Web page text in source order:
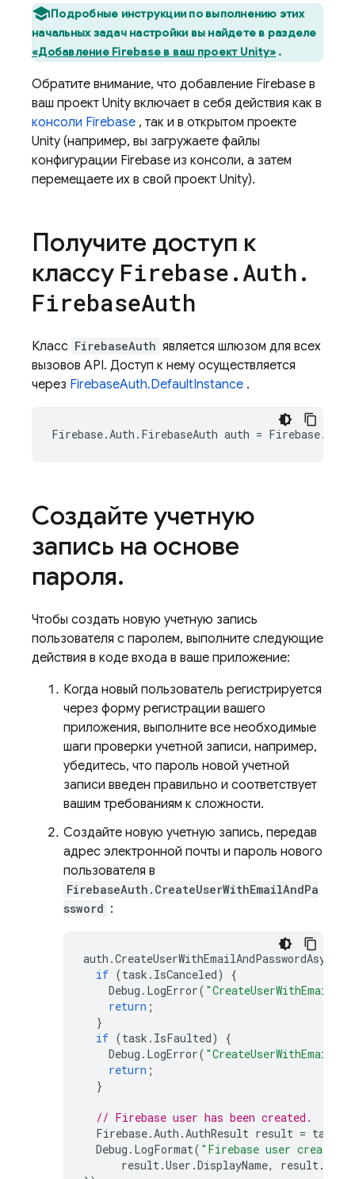
Подробные инструкции по выполнению этих
начальных задач настройки вы найдете в разделе
«Добавление Firebase в ваш проект Unity» .
Обратите внимание, что добавление Firebase в
ваш проект Unity включает в себя действия как в
консоли Firebase , так и в открытом проекте
Unity (например, вы загружаете файлы
конфигурации Firebase из консоли, а затем
перемещаете их в свой проект Unity).
Получите доступ к
классу Firebase.Auth.
FirebaseAuth
Класс FirebaseAuth является шлюзом для всех
вызовов API. Доступ к нему осуществляется
через FirebaseAuth.DefaultInstance .
Firebase.Auth . FirebaseAuth auth = Firebase.
Создайте учетную
запись на основе
пароля.
Чтобы создать новую учетную запись
пользователя с паролем, выполните следующие
действия в коде входа в ваше приложение:
Когда новый пользователь регистрируется
через форму регистрации вашего
приложения, выполните все необходимые
шаги проверки учетной записи, например,
убедитесь, что пароль новой учетной
записи введен правильно и соответствует
вашим требованиям к сложности.
Создайте новую учетную запись, передав
адрес электронной почты и пароль нового
пользователя в
FirebaseAuth.CreateUserWithEmailAndPa
ssword :
auth .CreateUserWithEmailAndPasswordAsync
if (task . IsCanceled)
{
Debug . LogError(
return ;
}
if (task . IsFaulted)
{
Debug . LogError(
return ;
}
// Firebase user has been created.
Firebase.Auth .AuthResult result = task
Debug . LogFormat( "Firebase user
result.User .DisplayName, result.